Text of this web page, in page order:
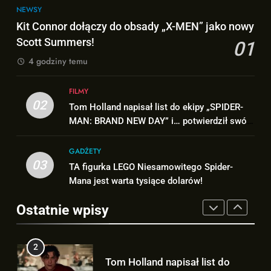
„X-MEN” jako nowy Scott
ekipy „SPIDER-MAN: BRAND
NEW DAY” i… potwierdził swój
FILMY
3
TA figurka LEGO
jest warta tysiące dolarów!
GADŻETY
4
Znamy szczegóły roli
NEWSY
Kit Connor dołączy do obsady „X-MEN” jako nowy
Scott Summers!
01
4 godziny temu
02
FILMY
Tom Holland napisał list do ekipy „SPIDER-
MAN: BRAND NEW DAY” i… potwierdził swój
03
GADŻETY
TA figurka LEGO Niesamowitego Spider-
Mana jest warta tysiące dolarów!
Ostatnie wpisy
8
TAK może wyglądać ulepszony
Kit Connor dołączy do obsady
„X-MEN” jako nowy Scott
2
Tom Holland napisał list do
ekipy „SPIDER-MAN: BRAND
NEW DAY” i… potwierdził swój
powrót!
FILMY
3
TA figurka LEGO